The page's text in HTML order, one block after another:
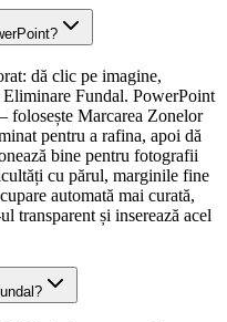
dă clic pe imagine,
Fundal. PowerPoint
folosește Marcarea Zonelor
pentru a rafina, apoi dă
bine pentru fotografii
cu părul, marginile fine
automată mai curată,
transparent și inserează acel